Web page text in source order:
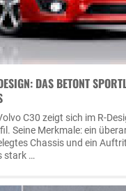
DAS BETONT
C30 zeigt sich im R-
Seine Merkmale: ein
Chassis und ein
stark …